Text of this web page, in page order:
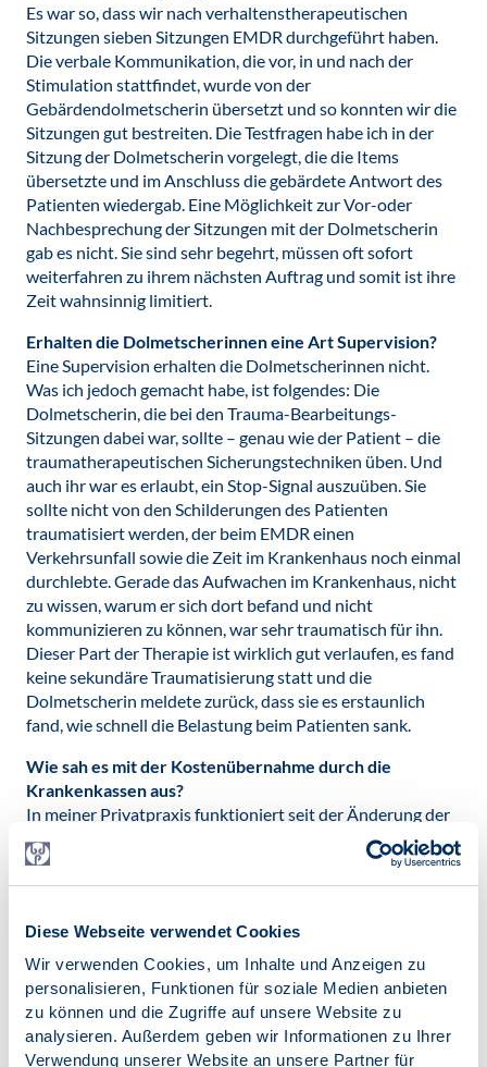
Diese Webseite verwendet Cookies
Wir verwenden Cookies, um Inhalte und Anzeigen zu
personalisieren, Funktionen für soziale Medien anbieten
zu können und die Zugriffe auf unsere Website zu
analysieren. Außerdem geben wir Informationen zu Ihrer
Verwendung unserer Website an unsere Partner für
Es war so, dass wir nach verhaltenstherapeutischen
Sitzungen sieben Sitzungen EMDR durchgeführt haben.
Die verbale Kommunikation, die vor, in und nach der
Stimulation stattfindet, wurde von der
Gebärdendolmetscherin übersetzt und so konnten wir die
Sitzungen gut bestreiten. Die Testfragen habe ich in der
Sitzung der Dolmetscherin vorgelegt, die die Items
übersetzte und im Anschluss die gebärdete Antwort des
Patienten wiedergab. Eine Möglichkeit zur Vor-oder
Nachbesprechung der Sitzungen mit der Dolmetscherin
gab es nicht. Sie sind sehr begehrt, müssen oft sofort
weiterfahren zu ihrem nächsten Auftrag und somit ist ihre
Zeit wahnsinnig limitiert.
Erhalten die Dolmetscherinnen eine Art Supervision?
Eine Supervision erhalten die Dolmetscherinnen nicht.
Was ich jedoch gemacht habe, ist folgendes: Die
Dolmetscherin, die bei den Trauma-Bearbeitungs-
Sitzungen dabei war, sollte – genau wie der Patient – die
traumatherapeutischen Sicherungstechniken üben. Und
auch ihr war es erlaubt, ein Stop-Signal auszuüben. Sie
sollte nicht von den Schilderungen des Patienten
traumatisiert werden, der beim EMDR einen
Verkehrsunfall sowie die Zeit im Krankenhaus noch einmal
durchlebte. Gerade das Aufwachen im Krankenhaus, nicht
zu wissen, warum er sich dort befand und nicht
kommunizieren zu können, war sehr traumatisch für ihn.
Dieser Part der Therapie ist wirklich gut verlaufen, es fand
keine sekundäre Traumatisierung statt und die
Dolmetscherin meldete zurück, dass sie es erstaunlich
fand, wie schnell die Belastung beim Patienten sank.
Wie sah es mit der Kostenübernahme durch die
Krankenkassen aus?
In meiner Privatpraxis funktioniert seit der Änderung der
Psychotherapierichtlinie das Kostenerstattungsverfahren
nicht mehr – bei meinem gehörlosen Patienten wurde
jedoch eine Ausnahme gemacht, da es für ihn schon
Allerdings hat es ganze fünf Monate gedauert, bis die
Bewilligung für die außervertraglichen Sitzungen vorlag.
Die Finanzierung der Gebärden-Dolmetscher ist hingegen
gar kein Problem, denn die Krankenkassen sind dazu
verpflichtet, die Kosten zu tragen. Vielmehr ist es
schwierig überhaupt einen Zeitpunkt zu finden, an dem